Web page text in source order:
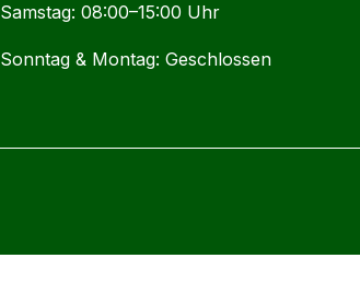
Samstag: 08:00–15:00 Uhr
Sonntag & Montag: Geschlossen